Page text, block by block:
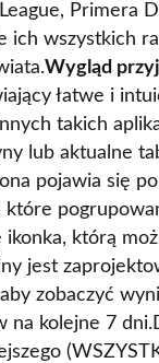
Primera
ich wszystkich
Wygląd
łatwe i
takich
lub aktualne
pojawia się
którą
jest
zobaczyć
na kolejne 7